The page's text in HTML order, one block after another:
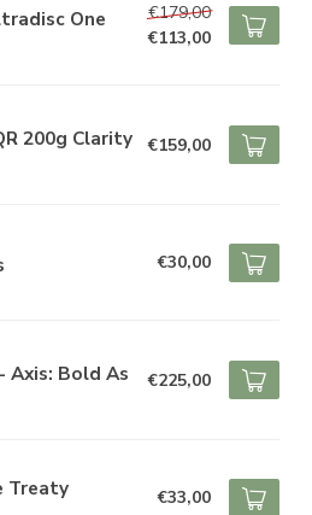
One
€179,00
€113,00
200g Clarity €159,00
€30,00
Axis: Bold As €225,00
Treaty €33,00